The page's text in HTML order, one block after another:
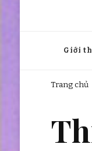
Giới
Trang chủ